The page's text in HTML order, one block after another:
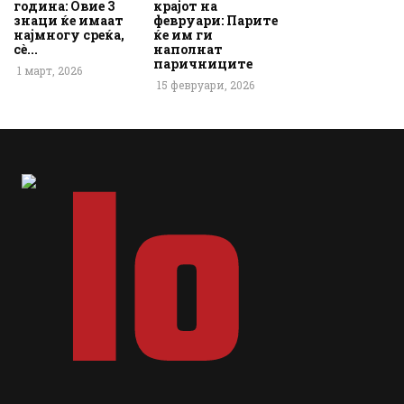
година: Овие 3
знаци ќе имаат
најмногу среќа,
сè...
1 март, 2026
крајот на
февруари: Парите
ќе им ги
наполнат
паричниците
15 февруари, 2026